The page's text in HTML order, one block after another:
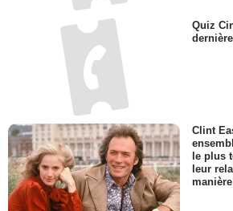
Quiz
Clint
le plus
leur